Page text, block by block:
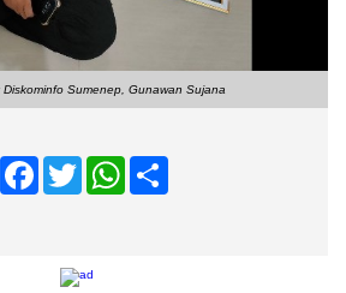
Sumenep, Gunawan Sujana
FacebookTwitter WhatsApp